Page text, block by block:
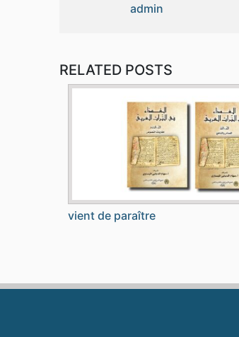
admin
RELATED POSTS
vient de paraître